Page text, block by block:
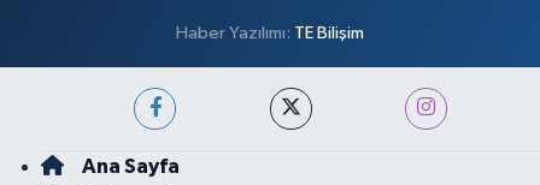
Haber Yazılımı: TE Bilişim
Ana Sayfa